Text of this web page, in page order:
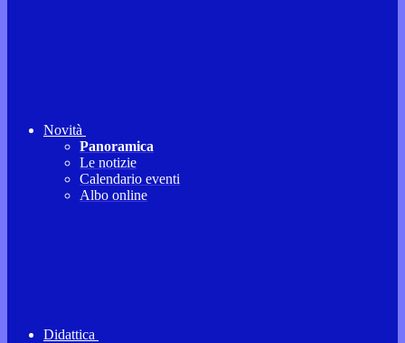
Novità
Panoramica
Le notizie
Calendario eventi
Albo online
Didattica